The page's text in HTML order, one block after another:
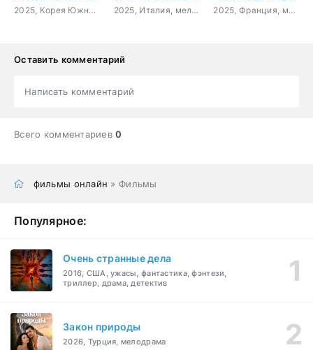
2025, Корея Южная, мелодрама, комедия
2025, Италия, мелодрама, комедия
2025, Франция, мультфильм, фантастика, комедия, приключения, семейный
Оставить комментарий
Написать комментарий
Всего комментариев0
фильмы онлайн » Фильмы
Популярное:
Очень странные дела
2016, США, ужасы, фантастика, фэнтези,
триллер, драма, детектив
Закон природы
2026, Турция, мелодрама